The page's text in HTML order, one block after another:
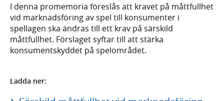
I denna promemoria föreslås att kravet på måttfullhet
vid marknadsföring av spel till konsumenter i
spellagen ska ändras till ett krav på särskild
måttfullhet. Förslaget syftar till att stärka
konsumentskyddet på spelområdet.
Ladda ner: